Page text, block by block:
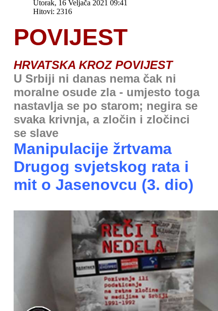
Utorak, 16 Veljača 2021 09:41
Hitovi: 2316
POVIJEST
HRVATSKA KROZ POVIJEST
U Srbiji ni danas nema čak ni
moralne osude zla - umjesto toga
nastavlja se po starom; negira se
svaka krivnja, a zločin i zločinci
se slave
Manipulacije žrtvama
Drugog svjetskog rata i
mit o Jasenovcu (3. dio)